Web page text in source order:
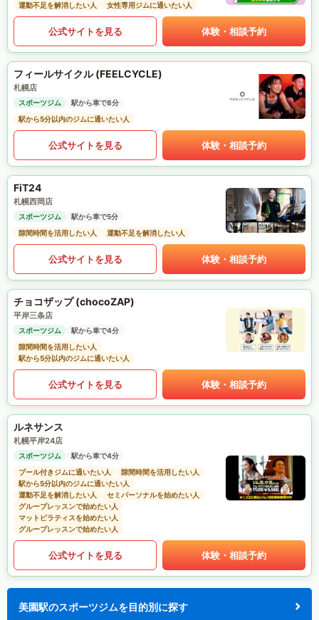
運動不足を解消したい人
女性専用ジムに通いたい人
公式サイトを見る 体験・相談予約
フィールサイクル (FEELCYCLE)
札幌店
スポーツジム
駅から車で8分
駅から5分以内のジムに通いたい人
公式サイトを見る 体験・相談予約
FiT24
札幌西岡店
スポーツジム
駅から車で5分
隙間時間を活用したい人
運動不足を解消したい人
公式サイトを見る 体験・相談予約
チョコザップ (chocoZAP)
平岸三条店
スポーツジム
駅から車で4分
隙間時間を活用したい人
駅から5分以内のジムに通いたい人
公式サイトを見る 体験・相談予約
ルネサンス
札幌平岸24店
スポーツジム
駅から車で4分
プール付きジムに通いたい人
隙間時間を活用したい人
駅から5分以内のジムに通いたい人
運動不足を解消したい人
セミパーソナルを始めたい人
グループレッスンで始めたい人
マットピラティスを始めたい人
グループレッスンで始めたい人
公式サイトを見る 体験・相談予約
美園駅のスポーツジムを目的別に探す